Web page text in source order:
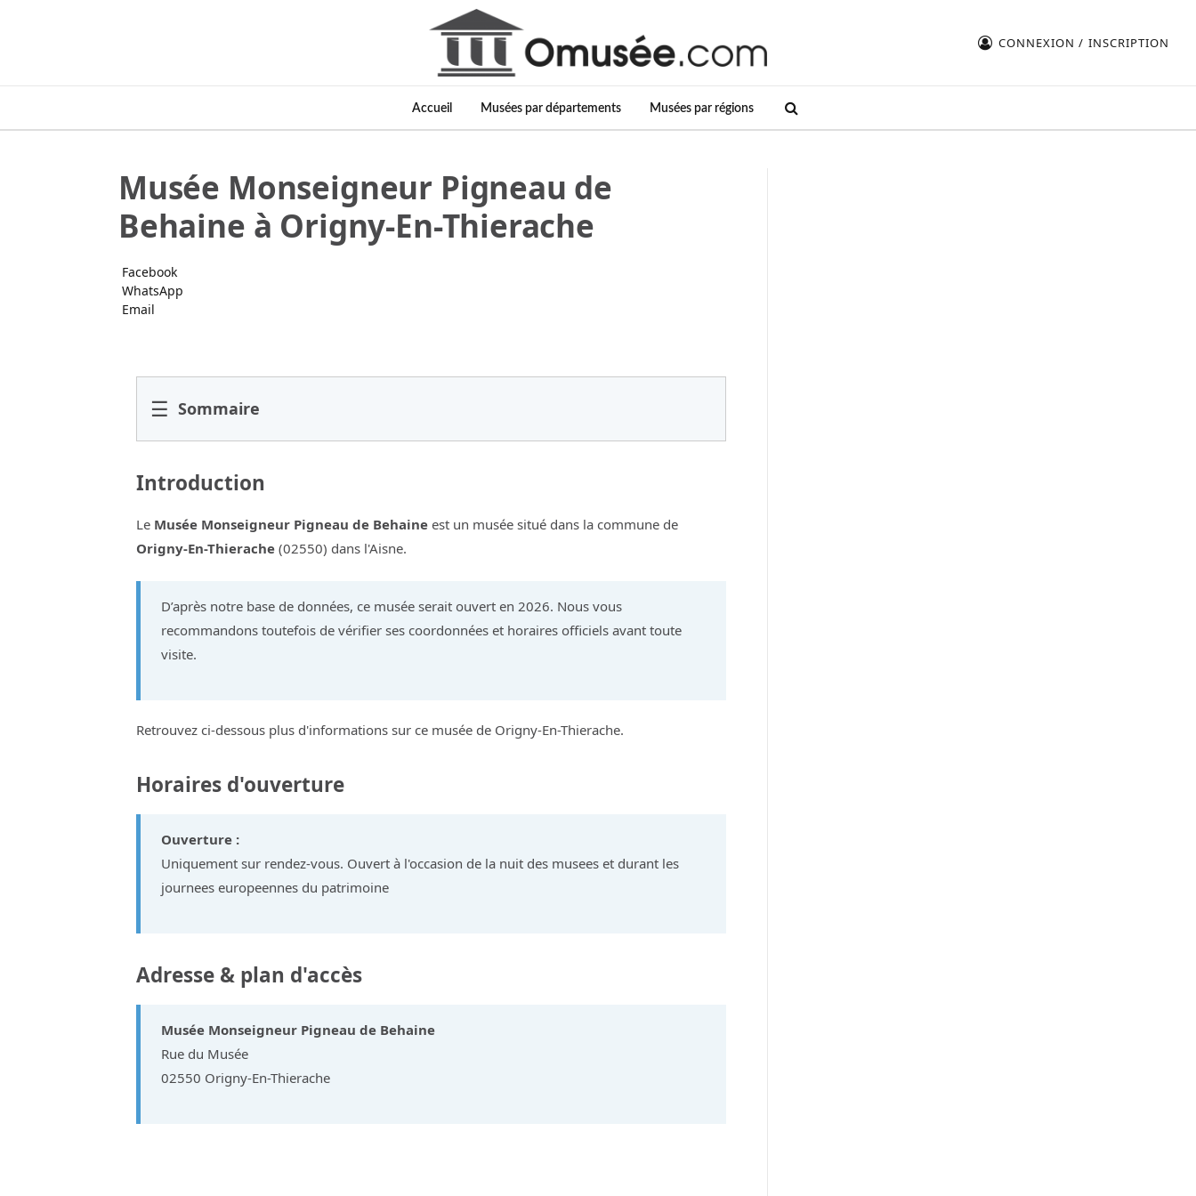
CONNEXION / INSCRIPTION
Accueil Musées par départements Musées par régions
Musée Monseigneur Pigneau de
Behaine à Origny-En-Thierache
Facebook
WhatsApp
Email
☰ Sommaire
Introduction
Le Musée Monseigneur Pigneau de Behaine est un musée situé dans la commune de
Origny-En-Thierache (02550) dans l'Aisne.
D’après notre base de données, ce musée serait ouvert en 2026. Nous vous
recommandons toutefois de vérifier ses coordonnées et horaires officiels avant toute
visite.
Retrouvez ci-dessous plus d'informations sur ce musée de Origny-En-Thierache.
Horaires d'ouverture
Ouverture :
Uniquement sur rendez-vous. Ouvert à l'occasion de la nuit des musees et durant les
journees europeennes du patrimoine
Adresse & plan d'accès
Musée Monseigneur Pigneau de Behaine
Rue du Musée
02550 Origny-En-Thierache